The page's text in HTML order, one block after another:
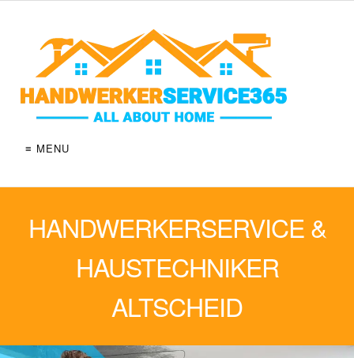
≡ MENU
HANDWERKERSERVICE &
HAUSTECHNIKER
ALTSCHEID